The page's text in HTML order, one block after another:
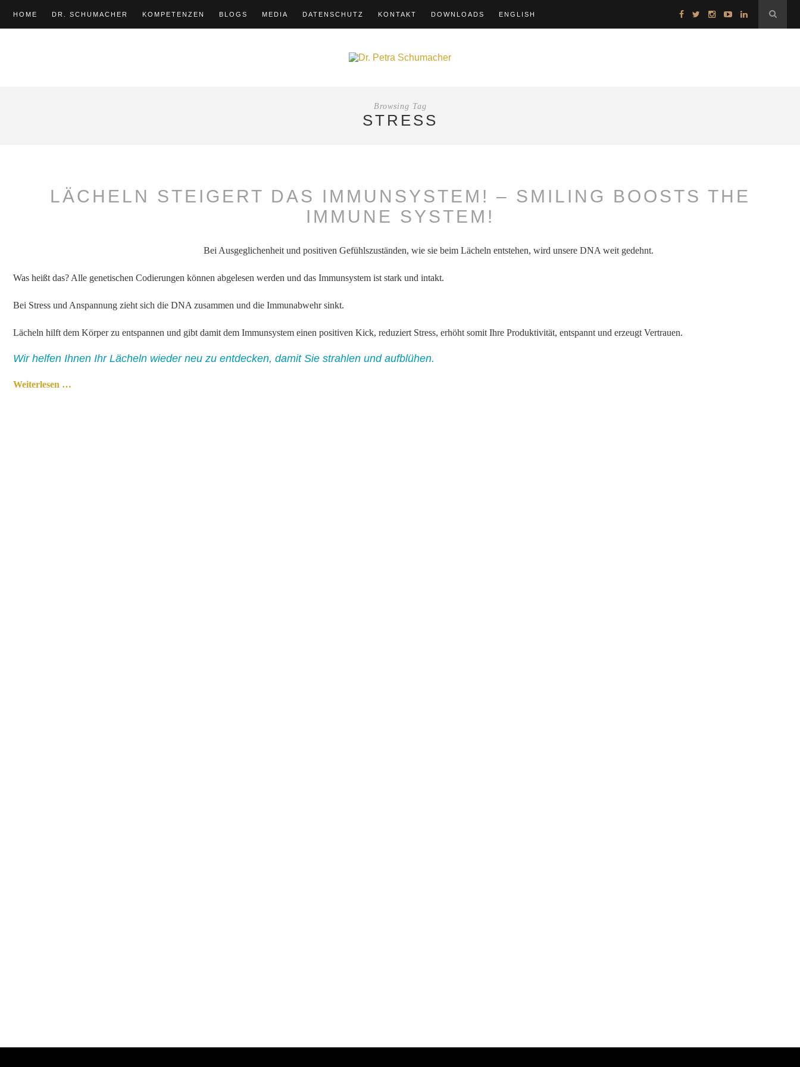
HOME DR. SCHUMACHER KOMPETENZEN BLOGS MEDIA DATENSCHUTZ KONTAKT DOWNLOADS ENGLISH
Browsing Tag
STRESS
LÄCHELN STEIGERT DAS IMMUNSYSTEM! – SMILING BOOSTS THE
IMMUNE SYSTEM!
Bei Ausgeglichenheit und positiven Gefühlszuständen, wie sie beim Lächeln entstehen, wird unsere DNA weit gedehnt.
Was heißt das? Alle genetischen Codierungen können abgelesen werden und das Immunsystem ist stark und intakt.
Bei Stress und Anspannung zieht sich die DNA zusammen und die Immunabwehr sinkt.
Lächeln hilft dem Körper zu entspannen und gibt damit dem Immunsystem einen positiven Kick, reduziert Stress, erhöht somit Ihre Produktivität, entspannt und erzeugt Vertrauen.
Wir helfen Ihnen Ihr Lächeln wieder neu zu entdecken, damit Sie strahlen und aufblühen.
Weiterlesen …